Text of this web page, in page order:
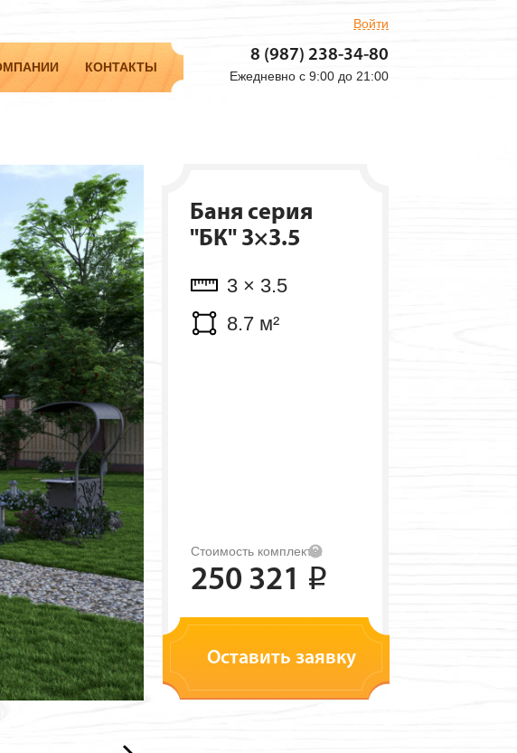
КОНТАКТЫ
Войти
8 (987) 238-34-80
Ежедневно с 9:00 до 21:00
Баня серия
"БК" 3×3.5
3 × 3.5
8.7 м²
Стоимость комплекта:
Объем: 3.9 м³
Мест: 2 шт.
250 321 i
Оставить заявку